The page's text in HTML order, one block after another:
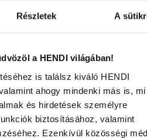
Részletek A
a HENDI világában!
is találsz kiváló HENDI
ahogy mindenki más is,
és hirdetések személyre
biztosításához, valamint
Ezenkívül közösségi
felett
belül
árak